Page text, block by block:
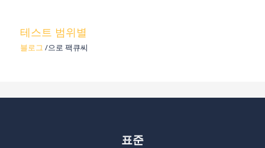
테스트 범위별
블로그 /으로팩큐씨
표준